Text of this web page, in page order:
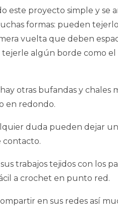
este proyecto simple y
formas: pueden
vuelta que deben
tejerle algún borde como el
otras bufandas y chales
en redondo.
duda pueden dejar
contacto.
trabajos tejidos con los
a crochet en punto red.
en sus redes así